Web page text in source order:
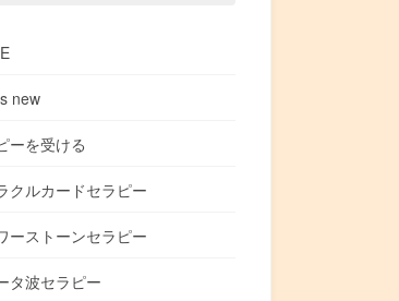
new
ーを受ける
クルカードセラピー
ーストーンセラピー
タ波セラピー